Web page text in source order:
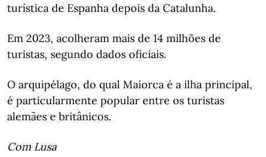
turística de Espanha depois da Catalunha.
Em 2023, acolheram mais de 14 milhões de
turistas, segundo dados oficiais.
O arquipélago, do qual Maiorca é a ilha principal,
é particularmente popular entre os turistas
alemães e britânicos.
Com Lusa